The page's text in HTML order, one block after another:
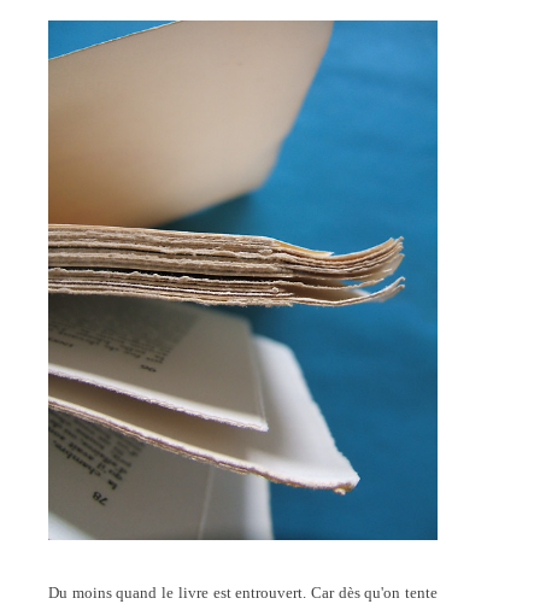
Du moins quand le livre est entrouvert. Car dès qu'on tente